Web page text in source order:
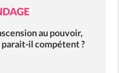
au pouvoir,
il compétent ?